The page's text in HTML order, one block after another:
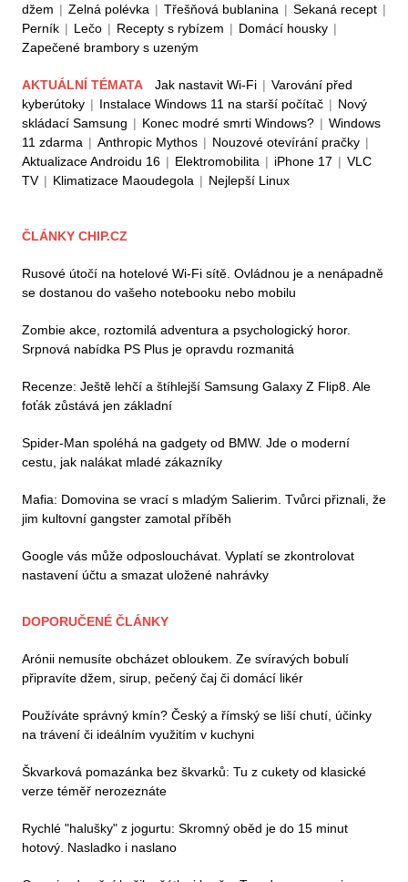
džem | Zelná polévka | Třešňová bublanina | Sekaná recept |
Perník | Lečo | Recepty s rybízem | Domácí housky |
Zapečené brambory s uzeným
AKTUÁLNÍ TÉMATA Jak nastavit Wi-Fi | Varování před
kyberútoky | Instalace Windows 11 na starší počítač | Nový
skládací Samsung | Konec modré smrti Windows? | Windows
11 zdarma | Anthropic Mythos | Nouzové otevírání pračky |
Aktualizace Androidu 16 | Elektromobilita | iPhone 17 | VLC
TV | Klimatizace Maoudegola | Nejlepší Linux
ČLÁNKY CHIP.CZ
Rusové útočí na hotelové Wi-Fi sítě. Ovládnou je a nenápadně
se dostanou do vašeho notebooku nebo mobilu
Zombie akce, roztomilá adventura a psychologický horor.
Srpnová nabídka PS Plus je opravdu rozmanitá
Recenze: Ještě lehčí a štíhlejší Samsung Galaxy Z Flip8. Ale
foťák zůstává jen základní
Spider-Man spoléhá na gadgety od BMW. Jde o moderní
cestu, jak nalákat mladé zákazníky
Mafia: Domovina se vrací s mladým Salierim. Tvůrci přiznali, že
jim kultovní gangster zamotal příběh
Google vás může odposlouchávat. Vyplatí se zkontrolovat
nastavení účtu a smazat uložené nahrávky
DOPORUČENÉ ČLÁNKY
Arónii nemusíte obcházet obloukem. Ze svíravých bobulí
připravíte džem, sirup, pečený čaj či domácí likér
Používáte správný kmín? Český a římský se liší chutí, účinky
na trávení či ideálním využitím v kuchyni
Škvarková pomazánka bez škvarků: Tu z cukety od klasické
verze téměř nerozeznáte
Rychlé "halušky" z jogurtu: Skromný oběd je do 15 minut
hotový. Nasladko i naslano